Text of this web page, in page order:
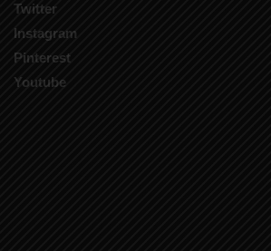
Twitter
Instagram
Pinterest
Youtube